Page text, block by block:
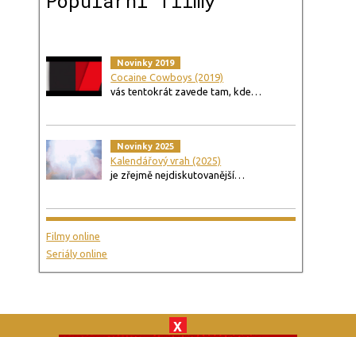
X
Novinky 2019
Cocaine Cowboys (2019)
vás tentokrát zavede tam, kde…
Novinky 2025
Kalendářový vrah (2025)
je zřejmě nejdiskutovanější…
Filmy online
Seriály online